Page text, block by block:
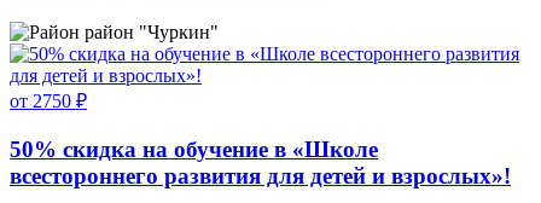
район "Чуркин"
от 2750 ₽
50% скидка на обучение в «Школе
всестороннего развития для детей и взрослых»!